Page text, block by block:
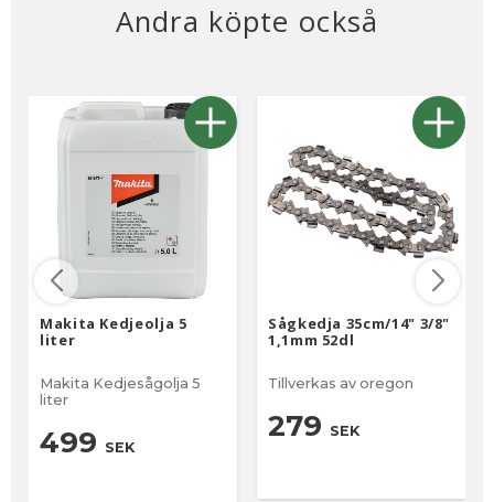
Andra köpte också
Makita Kedjeolja 5
liter
Makita Kedjesågolja 5
liter
499 SEK
Sågkedja 35cm/14" 3/8"
1,1mm 52dl
Tillverkas av oregon
279 SEK